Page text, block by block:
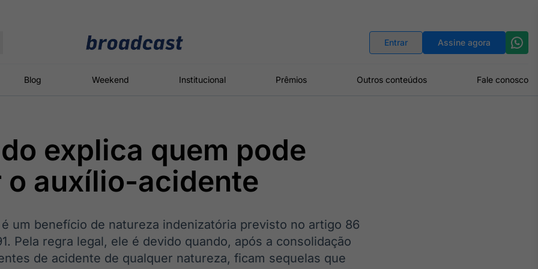
Entrar Assine agora
Blog Weekend Institucional Prêmios Outros conteúdos Fale conosco
Político
Os bastidores da
Broadcast
Energia
O setor de
Broadcast
White Label
Plataforma para
Broadcast
Broadcast
Broadcast
Broadcast
explica quem pode
o auxílio-acidente
um benefício de natureza indenizatória previsto no artigo 86
Pela regra legal, ele é devido quando, após a consolidação
de acidente de qualquer natureza, ficam sequelas que